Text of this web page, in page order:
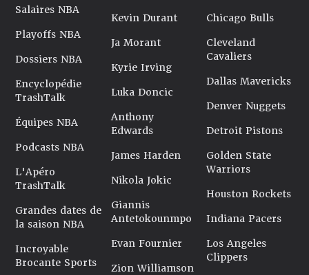
Salaires NBA
Playoffs NBA
Dossiers NBA
Encyclopédie
TrashTalk
Équipes NBA
Podcasts NBA
L'Apéro
TrashTalk
Grandes dates de
la saison NBA
Incroyable
Brocante Sports
Kevin Durant
Ja Morant
Kyrie Irving
Luka Doncic
Anthony
Edwards
James Harden
Nikola Jokic
Giannis
Antetokounmpo
Evan Fournier
Zion Williamson
Chicago Bulls
Cleveland
Cavaliers
Dallas Mavericks
Denver Nuggets
Detroit Pistons
Golden State
Warriors
Houston Rockets
Indiana Pacers
Los Angeles
Clippers